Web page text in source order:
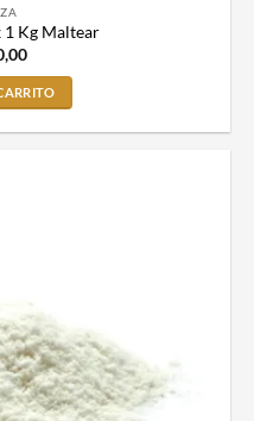
1 Kg Maltear